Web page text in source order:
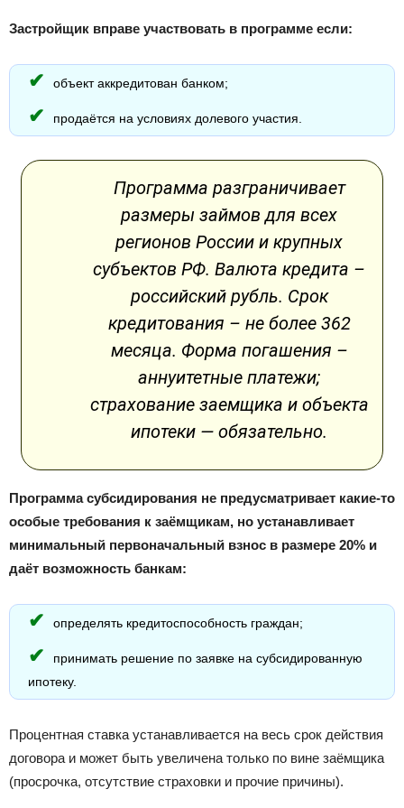
Застройщик вправе участвовать в программе если:
объект аккредитован банком;
продаётся на условиях долевого участия.
Программа разграничивает
размеры займов для всех
регионов России и крупных
субъектов РФ. Валюта кредита –
российский рубль. Срок
кредитования – не более 362
месяца. Форма погашения –
аннуитетные платежи;
страхование заемщика и объекта
ипотеки — обязательно.
Программа субсидирования не предусматривает какие-то
особые требования к заёмщикам, но устанавливает
минимальный первоначальный взнос в размере 20% и
даёт возможность банкам:
определять кредитоспособность граждан;
принимать решение по заявке на субсидированную
ипотеку.
Процентная ставка устанавливается на весь срок действия
договора и может быть увеличена только по вине заёмщика
(просрочка, отсутствие страховки и прочие причины).